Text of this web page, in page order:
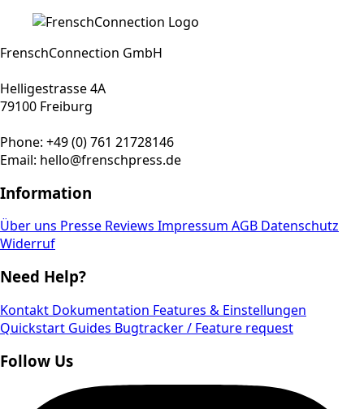
FrenschConnection GmbH
Helligestrasse 4A
79100 Freiburg
Phone: +49 (0) 761 21728146
Email: hello@frenschpress.de
Information
Über uns Presse Reviews Impressum AGB Datenschutz
Widerruf
Need Help?
Kontakt Dokumentation Features & Einstellungen
Quickstart Guides Bugtracker / Feature request
Follow Us